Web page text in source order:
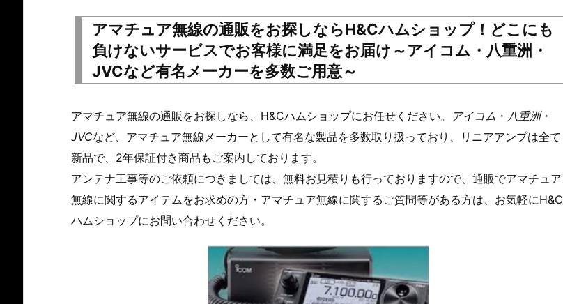
アマチュア無線の通販をお探しならH&Cハムショップ！どこにも
負けないサービスでお客様に満足をお届け～アイコム・八重洲・
JVCなど有名メーカーを多数ご用意～
アマチュア無線の通販をお探しなら、H&Cハムショップにお任せください。 アイコム ・ 八重洲・
JVCなど、アマチュア無線メーカーとして有名な製品を多数取り扱っており、リニアアンプは全て
新品で、2年保証付き商品もご案内しております。
アンテナ工事等のご依頼につきましては、無料お見積りも行っておりますので、通販でアマチュア
無線に関するアイテムをお求めの方・アマチュア無線に関するご質問等がある方は、お気軽にH&C
ハムショップにお問い合わせください。